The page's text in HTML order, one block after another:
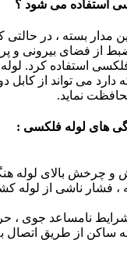
استفاده می شود ؟
مدار بسته ، در حالتی
از فضای بیرونی و
استفاده کرد.
دارد می تواند از کابل
نماید.
های لوله فلکسی :
و چرخش بالای لوله
، فشار ناشی از لوله
شرایط نامساعد جوی ،
ساکن از طریق اتصال